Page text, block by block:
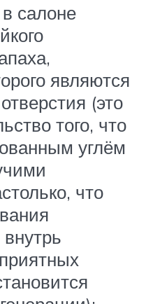
салоне
являются
(это
того, что
углём
что